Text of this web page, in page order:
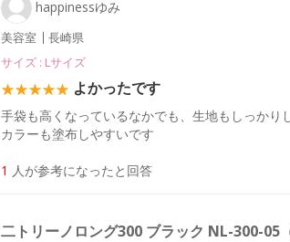
happinessゆみ
美容室
長崎県
サイズ : Lサイズ
よかったです
手袋も高くなっているなかでも、生地もしっか
カラーも塗布しやすいです
1 人が参考になったと回答
二トリーノロング300 ブラック NL-300-05